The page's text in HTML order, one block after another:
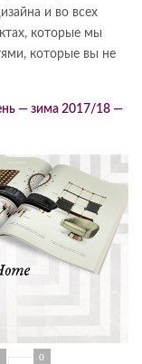
и во всех
которые мы
которые вы не
— зима 2017/18 —
0